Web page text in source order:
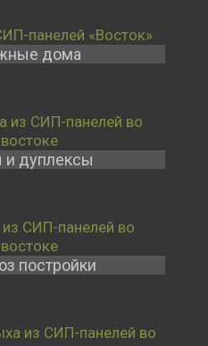
дома
и дуплексы
постройки